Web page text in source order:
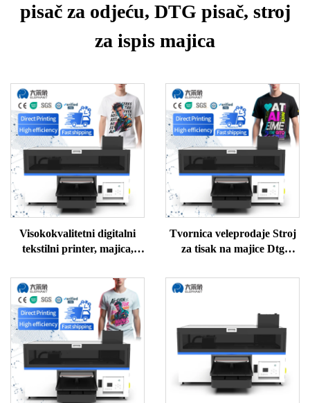
pisač za odjeću, DTG pisač, stroj
za ispis majica
Visokokvalitetni digitalni
tekstilni printer, majica,
pamuk, stroj za DTG
printer, cijena
Tvornica veleprodaje Stroj
za tisak na majice Dtg
majice Dtg Printer Cijena
stroja za tisak na majice Dtg